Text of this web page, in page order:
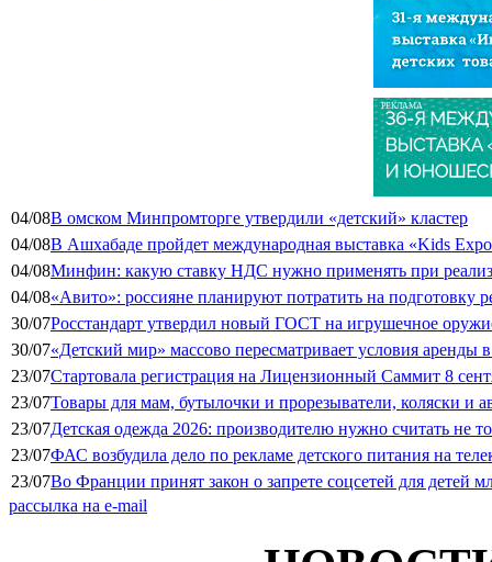
РЕКЛАМА
04/08В омском Минпромторге утвердили «детский» кластер
04/08В Ашхабаде пройдет международная выставка «Kids
04/08Минфин: какую ставку НДС нужно применять при
04/08«Авито»: россияне планируют потратить на подготовку
30/07Росстандарт утвердил новый ГОСТ на игрушечное
30/07«Детский мир» массово пересматривает условия аренды
23/07Стартовала регистрация на Лицензионный Саммит 8
23/07Товары для мам, бутылочки и прорезыватели, коляски и
23/07Детская одежда 2026: производителю нужно считать не
23/07ФАС возбудила дело по рекламе детского питания на
23/07Во Франции принят закон о запрете соцсетей для детей
рассылка на e-mail